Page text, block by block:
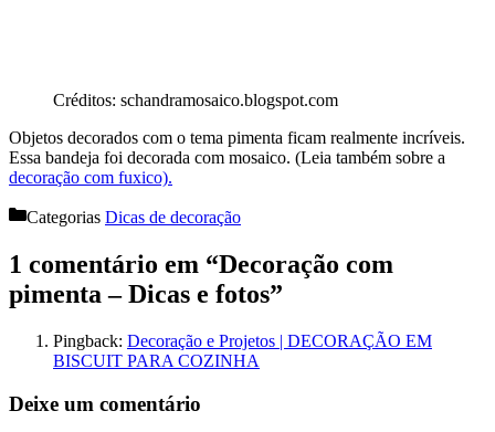
Créditos: schandramosaico.blogspot.com
Objetos decorados com o tema pimenta ficam realmente incríveis.
Essa bandeja foi decorada com mosaico. (Leia também sobre a
decoração com fuxico).
Categorias Dicas de decoração
1 comentário em “Decoração com
pimenta – Dicas e fotos”
Pingback: Decoração e Projetos | DECORAÇÃO EM
BISCUIT PARA COZINHA
Deixe um comentário